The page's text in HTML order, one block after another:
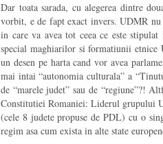
Dar toata sarada, cu alegerea dintre
vorbit, e de fapt exact invers. UDMR
in care va avea tot ceea ce este
special maghiarilor si formatiunii etnice
un desen pe harta cand vor avea
mai intai “autonomia culturala” a
de “marele judet” sau de “regiune”?!
Constitutiei Romaniei: Liderul grupului
(cele 8 judete propuse de PDL) cu o
regim asa cum exista in alte state